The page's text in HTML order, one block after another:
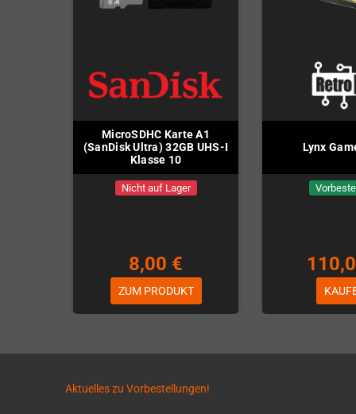
MicroSDHC Karte A1
(SanDisk Ultra) 32GB UHS-I
Klasse 10
Nicht auf Lager
8,00 €
ZUM PRODUKT
Lynx
Aktuelles zu Vorbestellungen!